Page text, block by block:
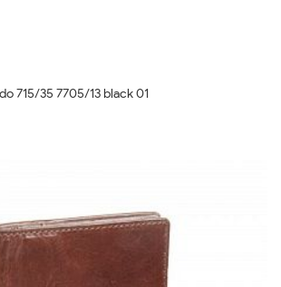
715/35 7705/13 black 01